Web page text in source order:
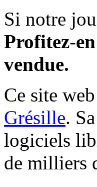
Si notre
Profitez-
vendue.
Ce site
Grésille.
logiciels
de milliers